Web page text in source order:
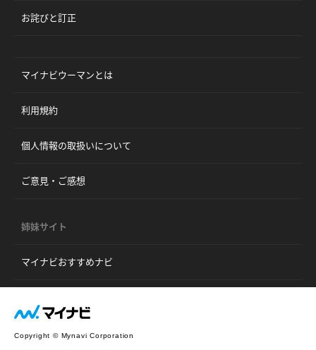
お詫びと訂正
マイナビウーマンとは
利用規約
個人情報の取扱いについて
ご意見・ご感想
姉妹サイト
マイナビおすすめナビ
Copyright © Mynavi Corporation